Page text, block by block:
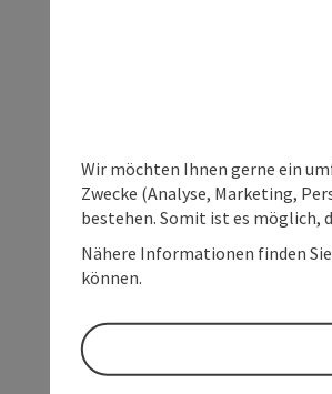
Wir möchten Ihnen gerne ein
Zwecke (Analyse, Marketing,
bestehen. Somit ist es möglich,
Nähere Informationen finden
können.